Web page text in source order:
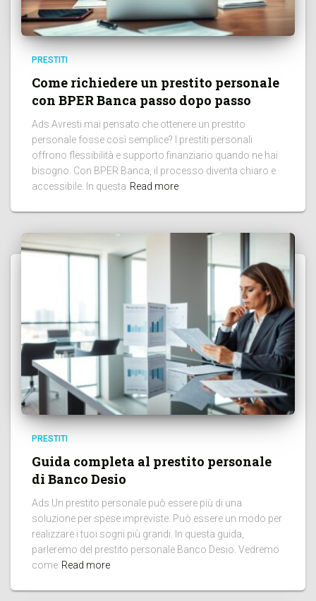
PRESTITI
Come richiedere un prestito personale
con BPER Banca passo dopo passo
Ads Avresti mai pensato che ottenere un prestito
personale fosse così semplice? I prestiti personali
offrono flessibilità e supporto finanziario quando ne hai
bisogno. Con BPER Banca, il processo diventa chiaro e
accessibile. In questa Read more
PRESTITI
Guida completa al prestito personale
di Banco Desio
Ads Un prestito personale può essere più di una
soluzione per spese impreviste. Può essere un modo per
realizzare i tuoi sogni più grandi. In questa guida,
parleremo del prestito personale Banco Desio. Vedremo
come Read more